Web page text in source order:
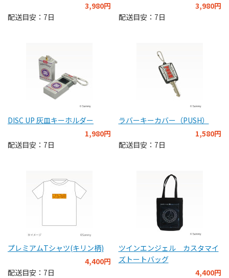
3,980円
配送目安：7日
3,980円
配送目安：7日
DISC UP 灰皿キーホルダー
1,980円
配送目安：7日
ラバーキーカバー（PUSH）
1,580円
配送目安：7日
プレミアムTシャツ(キリン柄)
4,400円
配送目安：7日
ツインエンジェル カスタマイ
ズトートバッグ
4,400円